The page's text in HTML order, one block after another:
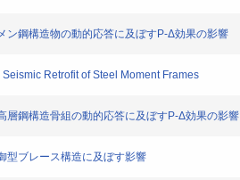
ン鋼構造物の動的応答に及ぼすP-Δ効果の影響
Retrofit of Steel Moment Frames
層鋼構造骨組の動的応答に及ぼすP-Δ効果の影響
型ブレース構造に及ぼす影響